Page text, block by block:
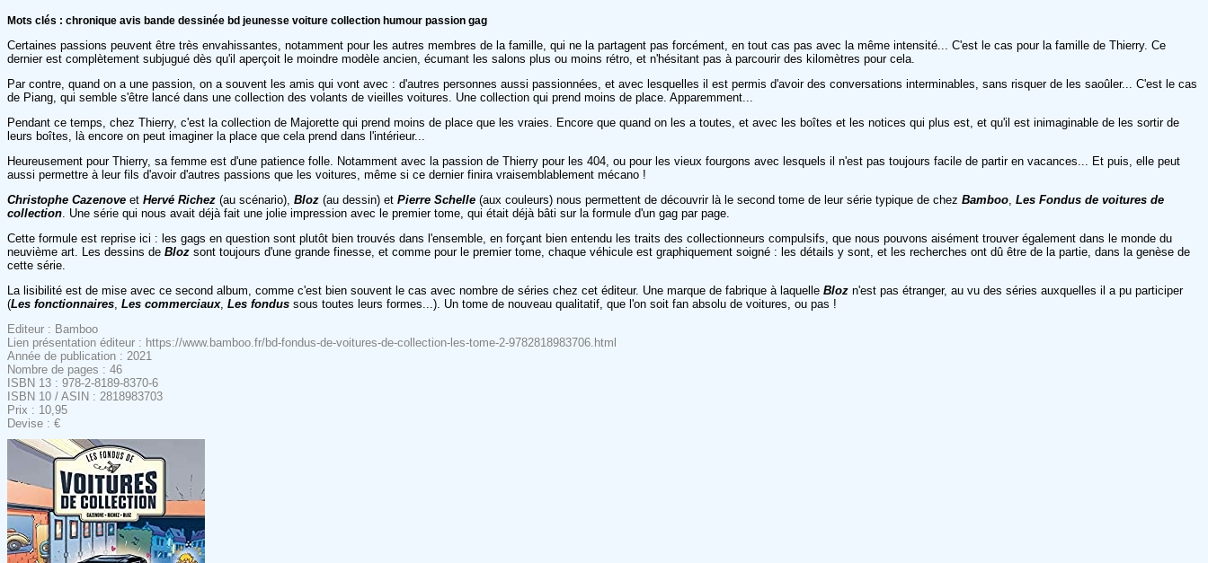
Mots clés : chronique avis bande dessinée bd jeunesse voiture collection humour passion gag
Certaines passions peuvent être très envahissantes, notamment pour les autres membres de la famille, qui ne la partagent pas forcément, en tout cas pas avec la même intensité... C'est le cas pour la famille de Thierry. Ce
dernier est complètement subjugué dès qu'il aperçoit le moindre modèle ancien, écumant les salons plus ou moins rétro, et n'hésitant pas à parcourir des kilomètres pour cela.
Par contre, quand on a une passion, on a souvent les amis qui vont avec : d'autres personnes aussi passionnées, et avec lesquelles il est permis d'avoir des conversations interminables, sans risquer de les saoûler... C'est le cas
de Piang, qui semble s'être lancé dans une collection des volants de vieilles voitures. Une collection qui prend moins de place. Apparemment...
Pendant ce temps, chez Thierry, c'est la collection de Majorette qui prend moins de place que les vraies. Encore que quand on les a toutes, et avec les boîtes et les notices qui plus est, et qu'il est inimaginable de les sortir de
leurs boîtes, là encore on peut imaginer la place que cela prend dans l'intérieur...
Heureusement pour Thierry, sa femme est d'une patience folle. Notamment avec la passion de Thierry pour les 404, ou pour les vieux fourgons avec lesquels il n'est pas toujours facile de partir en vacances... Et puis, elle peut
aussi permettre à leur fils d'avoir d'autres passions que les voitures, même si ce dernier finira vraisemblablement mécano !
Christophe Cazenove et Hervé Richez (au scénario), Bloz (au dessin) et Pierre Schelle (aux couleurs) nous permettent de découvrir là le second tome de leur série typique de chez Bamboo Les Fondus de voitures de
collection . Une série qui nous avait déjà fait une jolie impression avec le premier tome, qui était déjà bâti sur la formule d'un gag par page.
Cette formule est reprise ici : les gags en question sont plutôt bien trouvés dans l'ensemble, en forçant bien entendu les traits des collectionneurs compulsifs, que nous pouvons aisément trouver également dans le monde du
neuvième art. Les dessins de Bloz sont toujours d'une grande finesse, et comme pour le premier tome, chaque véhicule est graphiquement soigné : les détails y sont, et les recherches ont dû être de la partie, dans la genèse de
cette série.
La lisibilité est de mise avec ce second album, comme c'est bien souvent le cas avec nombre de séries chez cet éditeur. Une marque de fabrique à laquelle Bloz n'est pas étranger, au vu des séries auxquelles il a pu participer
(Les fonctionnaires Les commerciaux, Les fondus sous toutes leurs formes...). Un tome de nouveau qualitatif, que l'on soit fan absolu de voitures, ou pas !
Editeur : Bamboo
Lien présentation éditeur : https://www.bamboo.fr/bd-fondus-de-voitures-de-collection-les-tome-2-9782818983706.html
Année de publication : 2021
Nombre de pages : 46
ISBN 13 : 978-2-8189-8370-6
ISBN 10 / ASIN : 2818983703
Prix : 10,95
Devise : €